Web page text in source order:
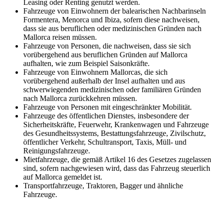
Leasing oder Renting genutzt werden.
Fahrzeuge von Einwohnern der balearischen Nachbarinseln
Formentera, Menorca und Ibiza, sofern diese nachweisen,
dass sie aus beruflichen oder medizinischen Gründen nach
Mallorca reisen müssen.
Fahrzeuge von Personen, die nachweisen, dass sie sich
vorübergehend aus beruflichen Gründen auf Mallorca
aufhalten, wie zum Beispiel Saisonkräfte.
Fahrzeuge von Einwohnern Mallorcas, die sich
vorübergehend außerhalb der Insel aufhalten und aus
schwerwiegenden medizinischen oder familiären Gründen
nach Mallorca zurückkehren müssen.
Fahrzeuge von Personen mit eingeschränkter Mobilität.
Fahrzeuge des öffentlichen Dienstes, insbesondere der
Sicherheitskräfte, Feuerwehr, Krankenwagen und Fahrzeuge
des Gesundheitssystems, Bestattungsfahrzeuge, Zivilschutz,
öffentlicher Verkehr, Schultransport, Taxis, Müll- und
Reinigungsfahrzeuge.
Mietfahrzeuge, die gemäß Artikel 16 des Gesetzes zugelassen
sind, sofern nachgewiesen wird, dass das Fahrzeug steuerlich
auf Mallorca gemeldet ist.
Transportfahrzeuge, Traktoren, Bagger und ähnliche
Fahrzeuge.